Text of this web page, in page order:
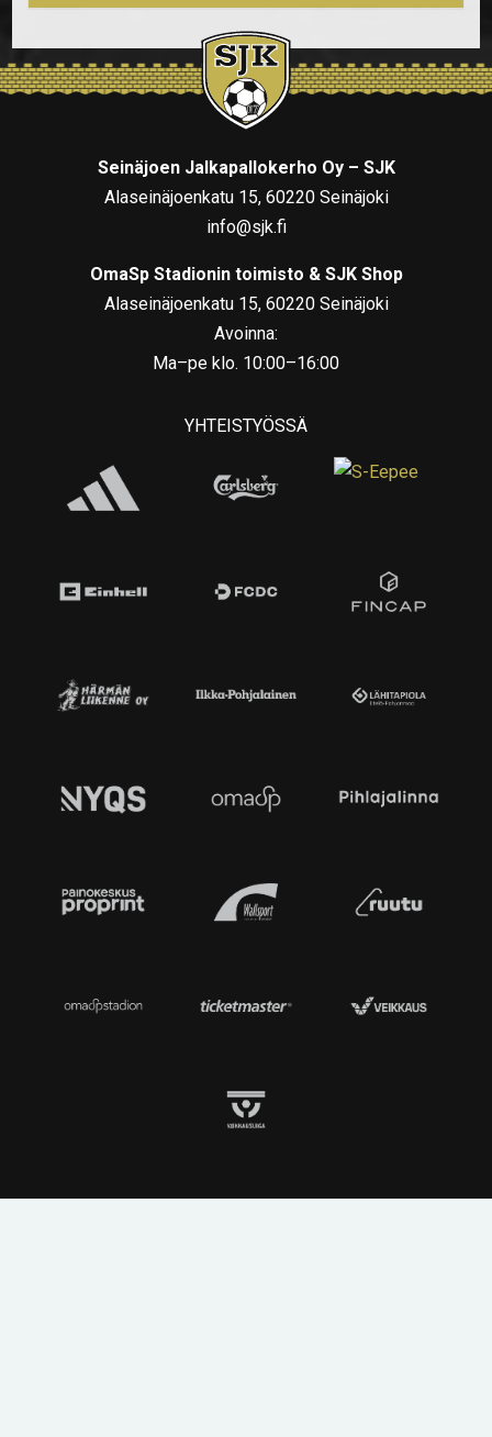
Seinäjoen Jalkapallokerho Oy – SJK
Alaseinäjoenkatu 15, 60220 Seinäjoki
info@sjk.fi
OmaSp Stadionin toimisto & SJK Shop
Alaseinäjoenkatu 15, 60220 Seinäjoki
Avoinna:
Ma–pe klo. 10:00–16:00
YHTEISTYÖSSÄ